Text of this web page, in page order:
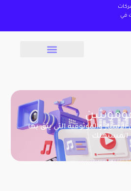
في
والموثوقية التي يثق بها
المستهلك